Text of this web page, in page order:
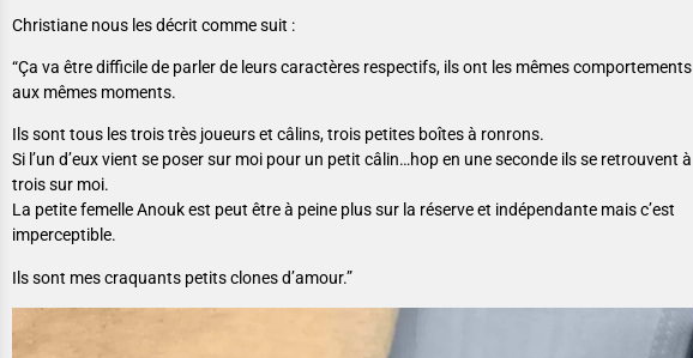
Christiane nous les décrit comme suit :
“Ça va être difficile de parler de leurs caractères respectifs, ils ont les mêmes comportements
aux mêmes moments.
Ils sont tous les trois très joueurs et câlins, trois petites boîtes à ronrons.
Si l’un d’eux vient se poser sur moi pour un petit câlin…hop en une seconde ils se retrouvent à
trois sur moi.
La petite femelle Anouk est peut être à peine plus sur la réserve et indépendante mais c’est
imperceptible.
Ils sont mes craquants petits clones d’amour.”